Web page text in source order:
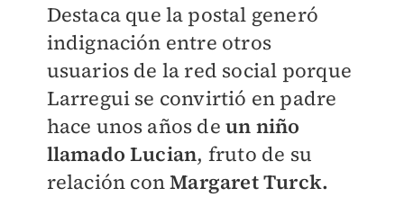
Destaca que la postal generó
indignación entre otros
usuarios de la red social porque
Larregui se convirtió en padre
hace unos años deun niño
llamado Lucian, fruto de su
relación conMargaret Turck.